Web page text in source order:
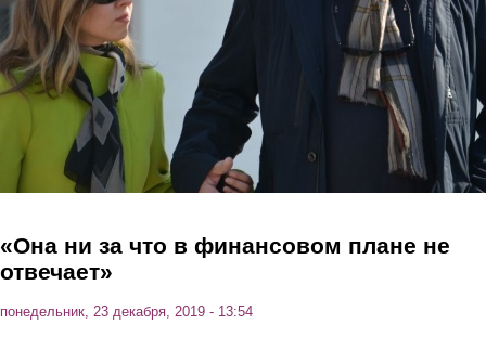
«Она ни за что в финансовом плане не
отвечает»
понедельник, 23 декабря, 2019 - 13:54